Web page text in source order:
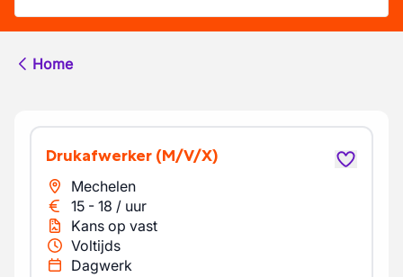
Home
Drukafwerker (M/V/X)
Mechelen
15 - 18 / uur
Kans op vast
Voltijds
Dagwerk